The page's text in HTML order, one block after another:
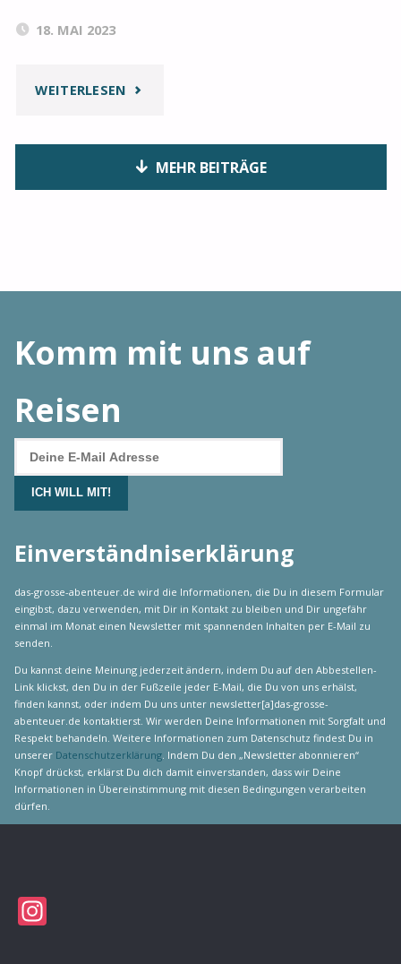
18. MAI 2023
WEITERLESEN "BAUCHGEFÜHL"
MEHR BEITRÄGE
Komm mit uns auf
Reisen
Einverständniserklärung
das-grosse-abenteuer.de wird die Informationen, die Du in diesem Formular
eingibst, dazu verwenden, mit Dir in Kontakt zu bleiben und Dir ungefähr
einmal im Monat einen Newsletter mit spannenden Inhalten per E-Mail zu
senden.
Du kannst deine Meinung jederzeit ändern, indem Du auf den Abbestellen-
Link klickst, den Du in der Fußzeile jeder E-Mail, die Du von uns erhälst,
finden kannst, oder indem Du uns unter newsletter[a]das-grosse-
abenteuer.de kontaktierst. Wir werden Deine Informationen mit Sorgfalt und
Respekt behandeln. Weitere Informationen zum Datenschutz findest Du in
unserer Datenschutzerklärung. Indem Du den „Newsletter abonnieren“
Knopf drückst, erklärst Du dich damit einverstanden, dass wir Deine
Informationen in Übereinstimmung mit diesen Bedingungen verarbeiten
dürfen.